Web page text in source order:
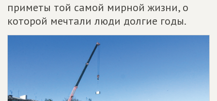
приметы той самой мирной жизни, о
которой мечтали люди долгие годы.